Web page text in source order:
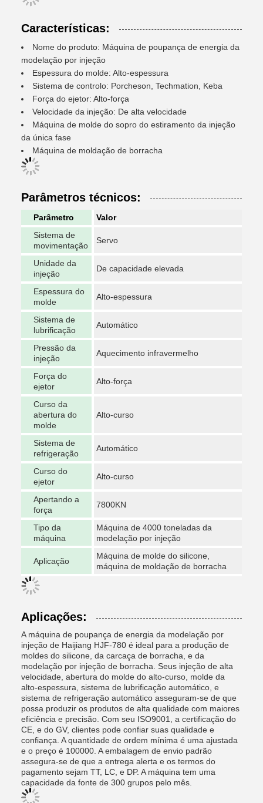
Características:
Nome do produto: Máquina de poupança de energia da
modelação por injeção
Espessura do molde: Alto-espessura
Sistema de controlo: Porcheson, Techmation, Keba
Força do ejetor: Alto-força
Velocidade da injeção: De alta velocidade
Máquina de molde do sopro do estiramento da injeção
da única fase
Máquina de moldação de borracha
Parâmetros técnicos:
Parâmetro
Valor
Sistema de
movimentação
Servo
Unidade da
injeção
De capacidade elevada
Espessura do
molde
Alto-espessura
Sistema de
lubrificação
Automático
Pressão da
injeção
Aquecimento infravermelho
Força do
ejetor
Alto-força
Curso da
abertura do
molde
Alto-curso
Sistema de
refrigeração
Automático
Curso do
ejetor
Alto-curso
Apertando a
força
7800KN
Tipo da
máquina
Máquina de 4000 toneladas da
modelação por injeção
Aplicação
Máquina de molde do silicone,
máquina de moldação de borracha
Aplicações:
A máquina de poupança de energia da modelação por
injeção de Haijiang HJF-780 é ideal para a produção de
moldes do silicone, da carcaça de borracha, e da
modelação por injeção de borracha. Seus injeção de alta
velocidade, abertura do molde do alto-curso, molde da
alto-espessura, sistema de lubrificação automático, e
sistema de refrigeração automático asseguram-se de que
possa produzir os produtos de alta qualidade com maiores
eficiência e precisão. Com seu ISO9001, a certificação do
CE, e do GV, clientes pode confiar suas qualidade e
confiança. A quantidade de ordem mínima é uma ajustada
e o preço é 100000. A embalagem de envio padrão
assegura-se de que a entrega alerta e os termos do
pagamento sejam TT, LC, e DP. A máquina tem uma
capacidade da fonte de 300 grupos pelo mês.